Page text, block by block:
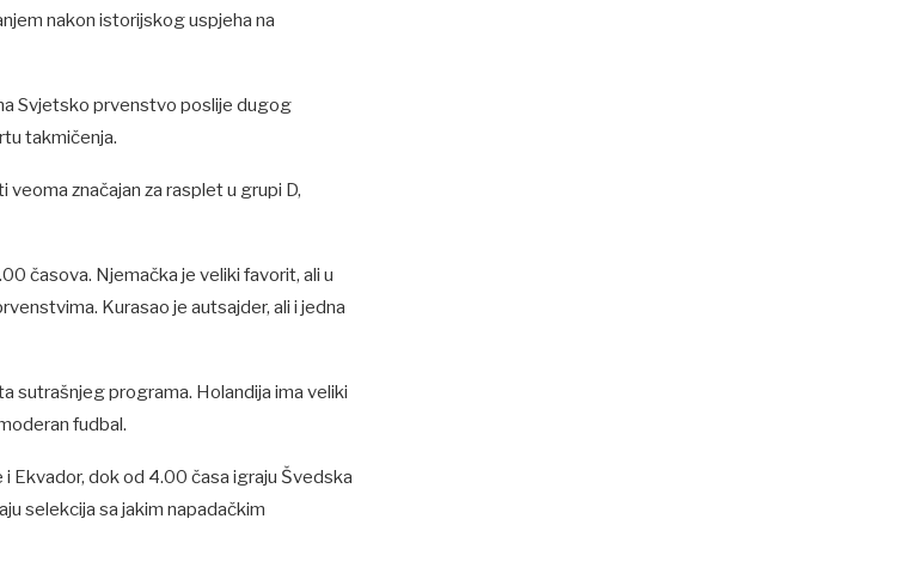
nakon istorijskog uspjeha na
Svjetsko prvenstvo poslije dugog
takmičenja.
značajan za rasplet u grupi D,
časova. Njemačka je veliki favorit, ali u
Kurasao je autsajder, ali i jedna
sutrašnjeg programa. Holandija ima veliki
fudbal.
Ekvador, dok od 4.00 časa igraju Švedska
selekcija sa jakim napadačkim